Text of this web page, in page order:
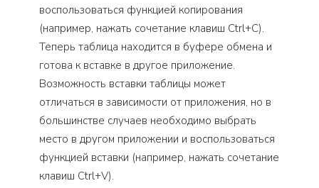
воспользоваться функцией копирования
(например, нажать сочетание клавиш Ctrl+C).
Теперь таблица находится в буфере обмена и
готова к вставке в другое приложение.
Возможность вставки таблицы может
отличаться в зависимости от приложения, но в
большинстве случаев необходимо выбрать
место в другом приложении и воспользоваться
функцией вставки (например, нажать сочетание
клавиш Ctrl+V).